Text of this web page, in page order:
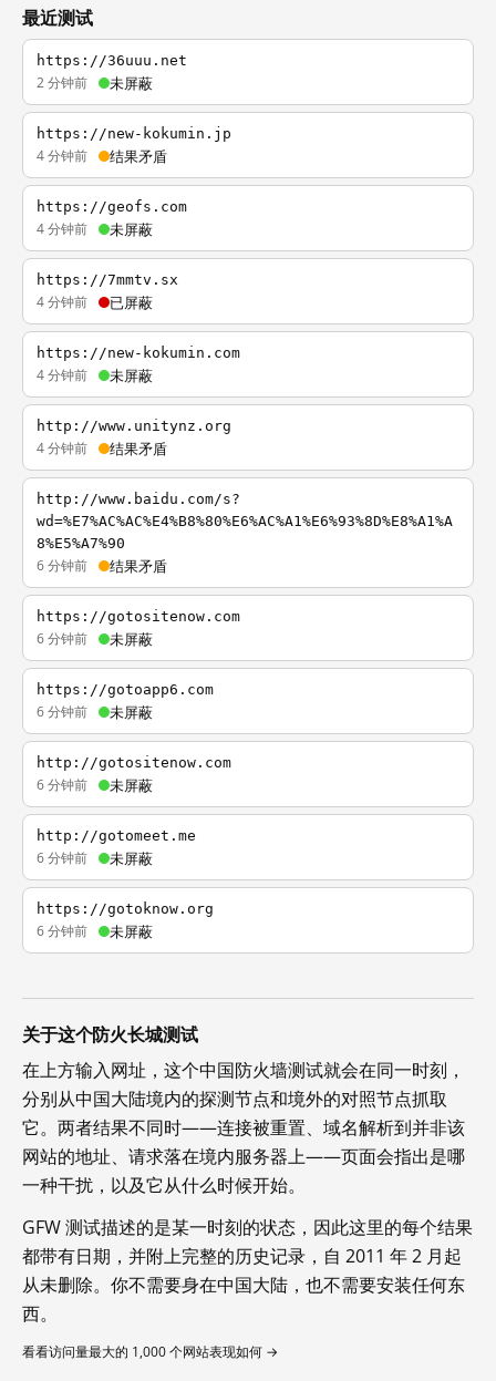
最近测试
https://36uuu.net
2 分钟前 未屏蔽
https://new-kokumin.jp
4 分钟前 结果矛盾
https://geofs.com
4 分钟前 未屏蔽
https://7mmtv.sx
4 分钟前 已屏蔽
https://new-kokumin.com
4 分钟前 未屏蔽
http://www.unitynz.org
4 分钟前 结果矛盾
http://www.baidu.com/s?
wd=%E7%AC%AC%E4%B8%80%E6%AC%A1%E6%93%8D%E8%A1%A
8%E5%A7%90
6 分钟前 结果矛盾
https://gotositenow.com
6 分钟前 未屏蔽
https://gotoapp6.com
6 分钟前 未屏蔽
http://gotositenow.com
6 分钟前 未屏蔽
http://gotomeet.me
6 分钟前 未屏蔽
https://gotoknow.org
6 分钟前 未屏蔽
关于这个防火长城测试
在上方输入网址，这个中国防火墙测试就会在同一时刻，
分别从中国大陆境内的探测节点和境外的对照节点抓取
它。两者结果不同时——连接被重置、域名解析到并非该
网站的地址、请求落在境内服务器上——页面会指出是哪
一种干扰，以及它从什么时候开始。
GFW 测试描述的是某一时刻的状态，因此这里的每个结果
都带有日期，并附上完整的历史记录，自 2011 年 2 月起
从未删除。你不需要身在中国大陆，也不需要安装任何东
西。
看看访问量最大的 1,000 个网站表现如何 →